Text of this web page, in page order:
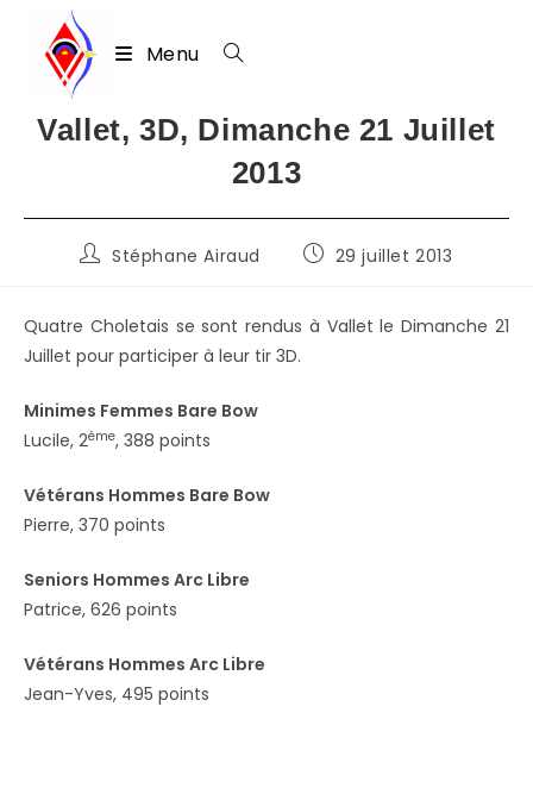
Menu
Vallet, 3D, Dimanche 21 Juillet
2013
Auteur/autrice
publication :
Stéphane Airaud
Publication
29 juillet 2013
Quatre Choletais se sont rendus à Vallet le Dimanche 21
Juillet pour participer à leur tir 3D.
Minimes Femmes Bare Bow
Lucile, 2ème, 388 points
Vétérans Hommes Bare Bow
Pierre, 370 points
Seniors Hommes Arc Libre
Patrice, 626 points
Vétérans Hommes Arc Libre
Jean-Yves, 495 points